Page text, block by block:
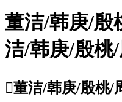
董洁/韩庚/殷
洁/韩庚/殷桃
董洁/韩庚/殷桃/